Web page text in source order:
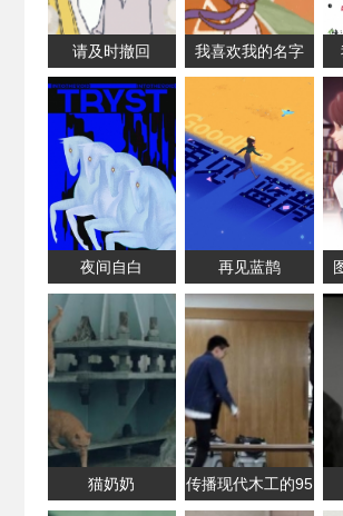
请及时撤回 我喜欢我的名字
夜间自白 再见蓝鹊
猫奶奶
传播现代木工的95